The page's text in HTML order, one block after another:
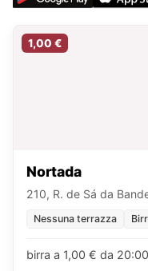
1,00 €
Nortada
210, R. de Sá da
Nessuna terrazza
birra a 1,00 € da